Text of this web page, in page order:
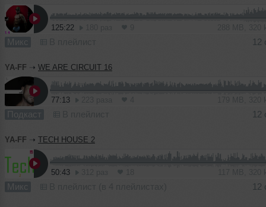
125:22
Микс 12
YA-FF ➝ WE ARE CIRCUIT 16
77:13
Подкаст 12
YA-FF ➝ TECH HOUSE 2
50:43
Микс 12